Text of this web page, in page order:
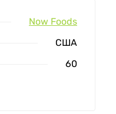
Now Foods
США
60